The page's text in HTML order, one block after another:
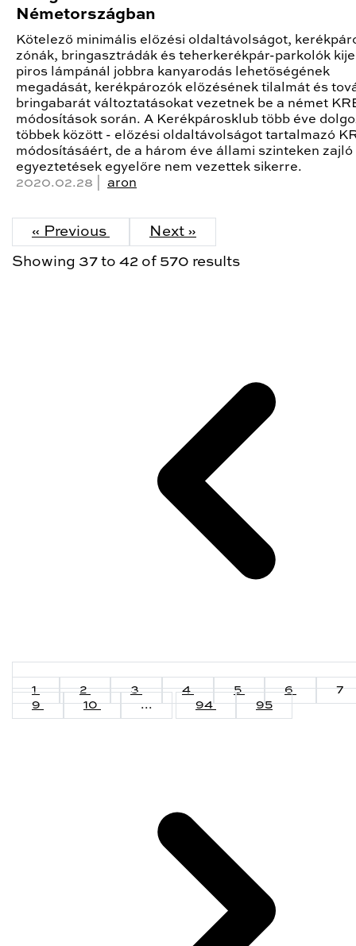
Németországban
Kötelező minimális előzési oldaltávolságot,
zónák, bringasztrádák és teherkerékpár-parkolók
piros lámpánál jobbra kanyarodás lehetőségének
megadását, kerékpározók előzésének tilalmát és
bringabarát változtatásokat vezetnek be a német
módosítások során. A Kerékpárosklub több éve
többek között - előzési oldaltávolságot tartalmazó
módosításáért, de a három éve állami szinteken zajló
egyeztetések egyelőre nem vezettek sikerre.
2020.02.28 | aron
« Previous Next »
Showing 37 to 42 of 570 results
1 2 3 4 5 6
7
9
10 ... 94 95